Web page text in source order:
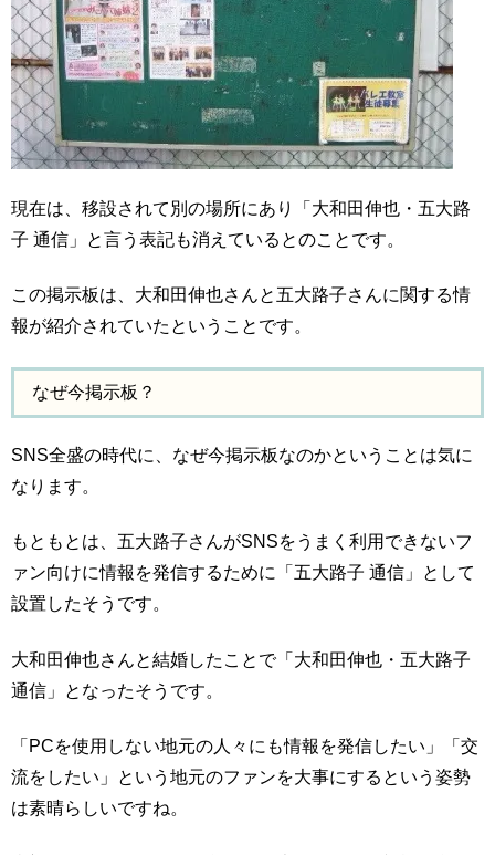
現在は、移設されて別の場所にあり「大和田伸也・五大路
子 通信」と言う表記も消えているとのことです。
この掲示板は、大和田伸也さんと五大路子さんに関する情
報が紹介されていたということです。
なぜ今掲示板？
SNS全盛の時代に、なぜ今掲示板なのかということは気に
なります。
もともとは、五大路子さんがSNSをうまく利用できないフ
ァン向けに情報を発信するために「五大路子 通信」として
設置したそうです。
大和田伸也さんと結婚したことで「大和田伸也・五大路子
通信」となったそうです。
「PCを使用しない地元の人々にも情報を発信したい」「交
流をしたい」という地元のファンを大事にするという姿勢
は素晴らしいですね。